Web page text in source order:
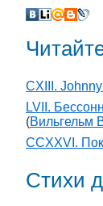
CXIII.
LVII.
(Вильгельм
CCXXVI.
Стихи